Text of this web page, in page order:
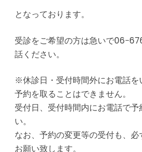
となっております。
受診をご希望の方は急いで
話ください。
※休診日・受付時間外にお電話を
予約を取ることはできません。
受付日、受付時間内にお電話で予
い。
なお、予約の変更等の受付も、
お願い致します。